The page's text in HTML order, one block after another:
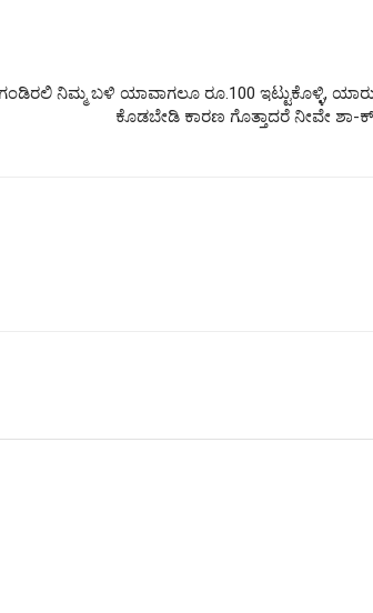
ನಿಮ್ಮ ಬಳಿ ಯಾವಾಗಲೂ ರೂ.100 ಇಟ್ಟುಕೊಳ್ಳಿ,
ಕೊಡಬೇಡಿ ಕಾರಣ ಗೊತ್ತಾದರೆ ನೀವೇ ಶಾ-ಕ್